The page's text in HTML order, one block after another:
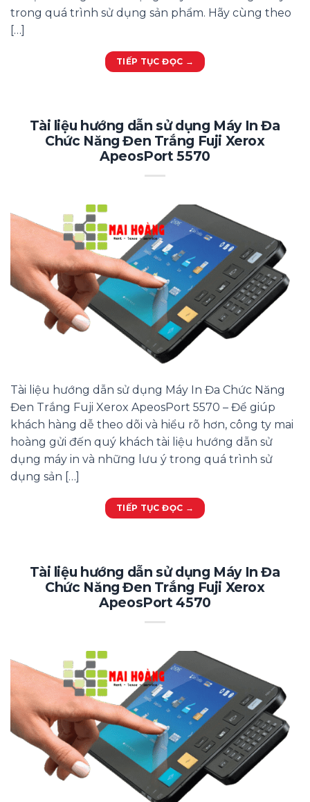
trong quá trình sử dụng sản phẩm. Hãy cùng theo
[…]
TIẾP TỤC ĐỌC →
Tài liệu hướng dẫn sử dụng Máy In Đa
Chức Năng Đen Trắng Fuji Xerox
ApeosPort 5570
Tài liệu hướng dẫn sử dụng Máy In Đa Chức Năng
Đen Trắng Fuji Xerox ApeosPort 5570 – Để giúp
khách hàng dễ theo dõi và hiểu rõ hơn, công ty mai
hoàng gửi đến quý khách tài liệu hướng dẫn sử
dụng máy in và những lưu ý trong quá trình sử
dụng sản […]
TIẾP TỤC ĐỌC →
Tài liệu hướng dẫn sử dụng Máy In Đa
Chức Năng Đen Trắng Fuji Xerox
ApeosPort 4570